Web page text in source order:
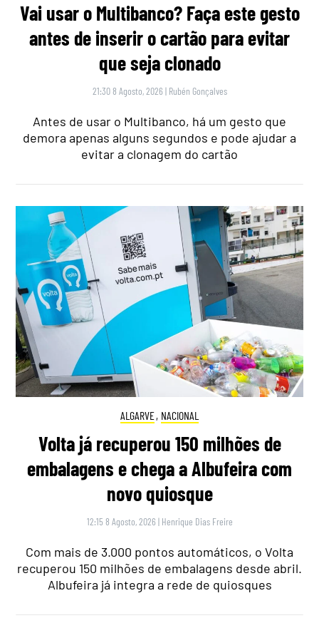
Vai usar o Multibanco? Faça este gesto
antes de inserir o cartão para evitar
que seja clonado
21:30 8 Agosto, 2026 | Rubén Gonçalves
Antes de usar o Multibanco, há um gesto que
demora apenas alguns segundos e pode ajudar a
evitar a clonagem do cartão
ALGARVE, NACIONAL
Volta já recuperou 150 milhões de
embalagens e chega a Albufeira com
novo quiosque
12:15 8 Agosto, 2026 | Henrique Dias Freire
Com mais de 3.000 pontos automáticos, o Volta
recuperou 150 milhões de embalagens desde abril.
Albufeira já integra a rede de quiosques